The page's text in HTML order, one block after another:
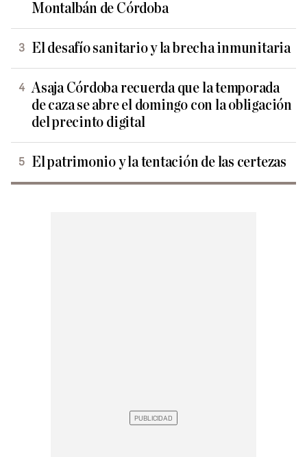
Montalbán de Córdoba
El desafío sanitario y la brecha inmunitaria
Asaja Córdoba recuerda que la temporada
de caza se abre el domingo con la obligación
del precinto digital
El patrimonio y la tentación de las certezas